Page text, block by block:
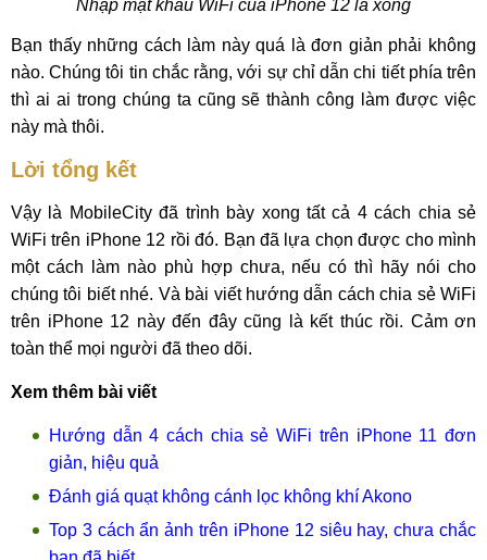
Nhập mật khẩu WiFi của iPhone 12 là xong
Bạn thấy những cách làm này quá là đơn giản phải không
nào. Chúng tôi tin chắc rằng, với sự chỉ dẫn chi tiết phía trên
thì ai ai trong chúng ta cũng sẽ thành công làm được việc
này mà thôi.
Lời tổng kết
Vậy là MobileCity đã trình bày xong tất cả 4 cách chia sẻ
WiFi trên iPhone 12 rồi đó. Bạn đã lựa chọn được cho mình
một cách làm nào phù hợp chưa, nếu có thì hãy nói cho
chúng tôi biết nhé. Và bài viết hướng dẫn cách chia sẻ WiFi
trên iPhone 12 này đến đây cũng là kết thúc rồi. Cảm ơn
toàn thể mọi người đã theo dõi.
Xem thêm bài viết
Hướng dẫn 4 cách chia sẻ WiFi trên iPhone 11 đơn
giản, hiệu quả
Đánh giá quạt không cánh lọc không khí Akono
Top 3 cách ẩn ảnh trên iPhone 12 siêu hay, chưa chắc